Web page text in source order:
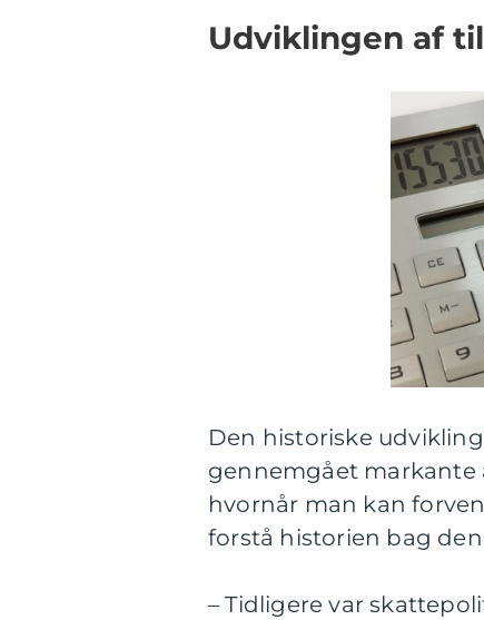
Udviklingen af
Den historiske
gennemgået markante
hvornår man kan
forstå historien bag
– Tidligere var